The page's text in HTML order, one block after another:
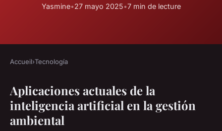
Yasmine•27 mayo 2025•7 min de lecture
Accueil›Tecnología
Aplicaciones actuales de la
inteligencia artificial en la gestión
ambiental